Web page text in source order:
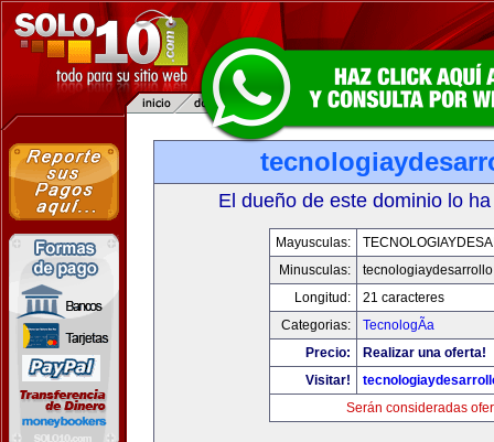
El dueño de este dominio lo
Mayusculas:
Minusculas:
Longitud:
21 caracteres
Categorias:
TecnologÃ­a
Precio:
Realizar una oferta!
Visitar!
Serán consideradas